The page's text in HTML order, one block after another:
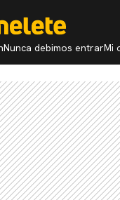
Nunca debimos entrarMi